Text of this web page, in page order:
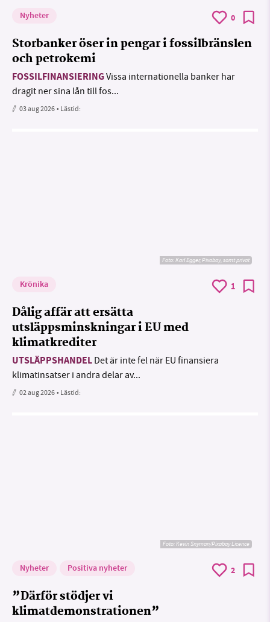
Nyheter 0
Storbanker öser in pengar i fossilbränslen
och petrokemi
FOSSILFINANSIERINGVissa internationella banker har
dragit ner sina lån till fos...
03 aug 2026• Lästid:
Foto:Karl Egger, Pixabay, samt privat
Krönika 1
Dålig affär att ersätta
utsläppsminskningar i EU med
klimatkrediter
UTSLÄPPSHANDEL Det är inte fel när EU finansiera
klimatinsatser i andra delar av...
02 aug 2026• Lästid:
Foto:Kevin Snyman/Pixabay Licence
Nyheter Positiva nyheter 2
”Därför stödjer vi
klimatdemonstrationen”